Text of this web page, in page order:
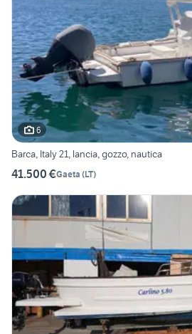
6
Barca, Italy 21, lancia, gozzo, nautica
41.500 €Gaeta (LT)